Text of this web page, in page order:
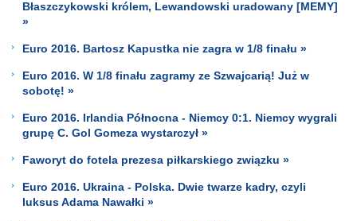
Błaszczykowski królem, Lewandowski uradowany [MEMY]
»
Euro 2016. Bartosz Kapustka nie zagra w 1/8 finału »
Euro 2016. W 1/8 finału zagramy ze Szwajcarią! Już w
sobotę! »
Euro 2016. Irlandia Północna - Niemcy 0:1. Niemcy wygrali
grupę C. Gol Gomeza wystarczył »
Faworyt do fotela prezesa piłkarskiego związku »
Euro 2016. Ukraina - Polska. Dwie twarze kadry, czyli
luksus Adama Nawałki »